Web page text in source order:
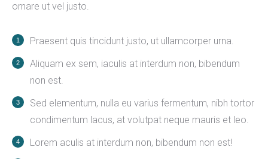
ornare ut vel justo.
Praesent quis tincidunt justo, ut ullamcorper urna.
Aliquam ex sem, iaculis at interdum non, bibendum
non est.
Sed elementum, nulla eu varius fermentum, nibh tortor
condimentum lacus, at volutpat neque mauris et leo.
Lorem aculis at interdum non, bibendum non est!